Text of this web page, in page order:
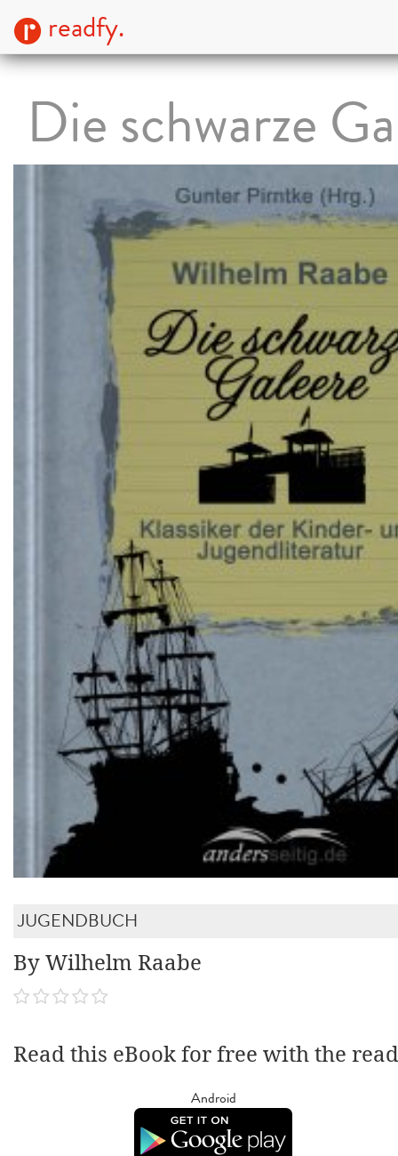
readfy.
Die schwarze
JUGENDBUCH
By Wilhelm Raabe
Read this eBook for free with the
Android